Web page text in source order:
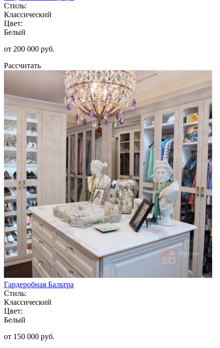
Стиль:
Классический
Цвет:
Белый
от 200 000 руб.
Рассчитать
Гардеробная Бальтра
Стиль:
Классический
Цвет:
Белый
от 150 000 руб.